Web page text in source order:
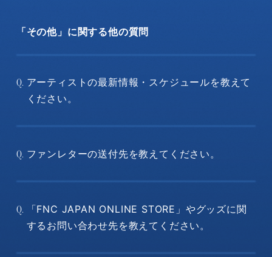
「その他」に関する他の質問
Q. アーティストの最新情報・スケジュールを教えて
ください。
Q. ファンレターの送付先を教えてください。
Q.
「FNC JAPAN ONLINE STORE」やグッズに関
するお問い合わせ先を教えてください。